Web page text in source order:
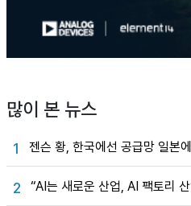
많이 본 뉴스
1 젠슨 황, 한국에선 공급망 일본
2 “AI는 새로운 산업, AI 팩토리